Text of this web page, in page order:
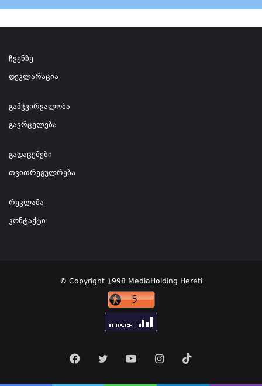
ჩვენზე
დეკლარაცია
გამჭვირვალობა
გავრცელება
გადაცემები
თვითრეგულრება
რეკლამა
კონტაქტი
© Copyright 1998 MediaHolding Hereti
FacebookTwitter YouTubeInstagram